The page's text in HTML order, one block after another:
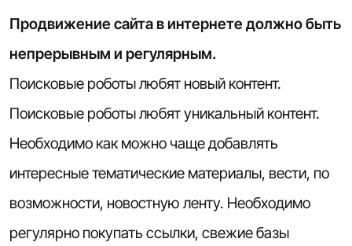
Продвижение сайта в интернете должно быть
непрерывным и регулярным.
Поисковые роботы любят новый контент.
Поисковые роботы любят уникальный контент.
Необходимо как можно чаще добавлять
интересные тематические материалы, вести, по
возможности, новостную ленту. Необходимо
регулярно покупать ссылки, свежие базы